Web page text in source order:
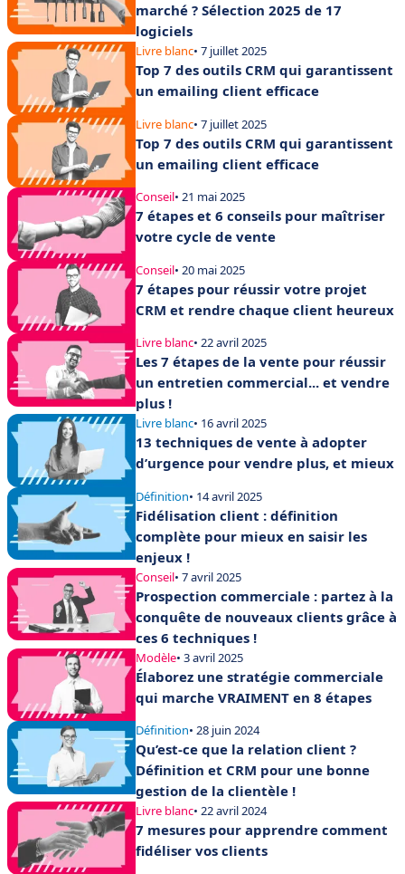
marché ? Sélection 2025 de 17
logiciels
Livre blanc• 7 juillet 2025
Top 7 des outils CRM qui garantissent
un emailing client efficace
Livre blanc• 7 juillet 2025
Top 7 des outils CRM qui garantissent
un emailing client efficace
Conseil• 21 mai 2025
7 étapes et 6 conseils pour maîtriser
votre cycle de vente
Conseil• 20 mai 2025
7 étapes pour réussir votre projet
CRM et rendre chaque client heureux
Livre blanc• 22 avril 2025
Les 7 étapes de la vente pour réussir
un entretien commercial... et vendre
plus !
Livre blanc• 16 avril 2025
13 techniques de vente à adopter
d’urgence pour vendre plus, et mieux
Définition• 14 avril 2025
Fidélisation client : définition
complète pour mieux en saisir les
enjeux !
Conseil• 7 avril 2025
Prospection commerciale : partez à la
conquête de nouveaux clients grâce à
ces 6 techniques !
Modèle• 3 avril 2025
Élaborez une stratégie commerciale
qui marche VRAIMENT en 8 étapes
Définition• 28 juin 2024
Qu’est-ce que la relation client ?
Définition et CRM pour une bonne
gestion de la clientèle !
Livre blanc• 22 avril 2024
7 mesures pour apprendre comment
fidéliser vos clients